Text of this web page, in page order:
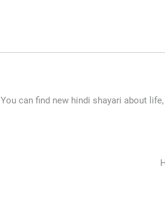
You can find new hindi shayari about